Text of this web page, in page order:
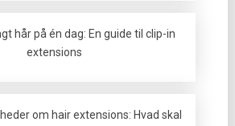
hår på én dag: En guide til clip-in
extensions
om hair extensions: Hvad skal